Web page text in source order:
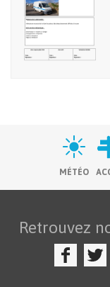
MÉTÉO
Retrouvez